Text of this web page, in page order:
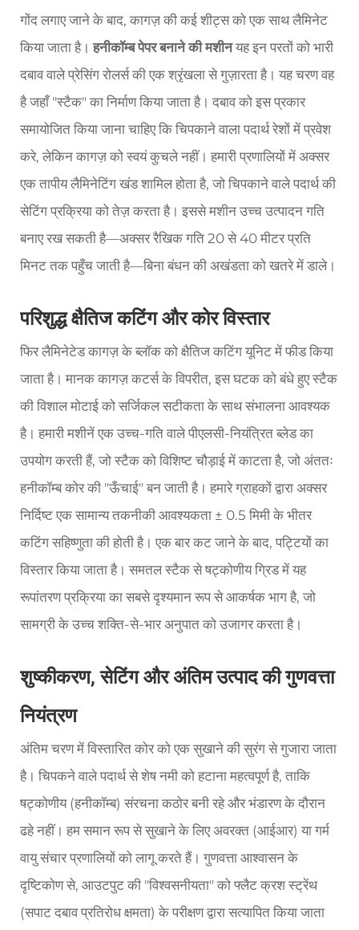
गोंद लगाए जाने के बाद, कागज़ की कई शीट्स को एक साथ लैमिनेट
किया जाता है।हनीकॉम्ब पेपर बनाने की मशीनयह इन परतों को भारी
दबाव वाले प्रेसिंग रोलर्स की एक श्रृंखला से गुज़ारता है। यह चरण वह
है जहाँ "स्टैक" का निर्माण किया जाता है। दबाव को इस प्रकार
समायोजित किया जाना चाहिए कि चिपकाने वाला पदार्थ रेशों में प्रवेश
करे, लेकिन कागज़ को स्वयं कुचले नहीं। हमारी प्रणालियों में अक्सर
एक तापीय लैमिनेटिंग खंड शामिल होता है, जो चिपकाने वाले पदार्थ की
सेटिंग प्रक्रिया को तेज़ करता है। इससे मशीन उच्च उत्पादन गति
बनाए रख सकती है—अक्सर रैखिक गति 20 से 40 मीटर प्रति
मिनट तक पहुँच जाती है—बिना बंधन की अखंडता को खतरे में डाले।
परिशुद्ध क्षैतिज कटिंग और कोर विस्तार
फिर लैमिनेटेड कागज़ के ब्लॉक को क्षैतिज कटिंग यूनिट में फीड किया
जाता है। मानक कागज़ कटर्स के विपरीत, इस घटक को बंधे हुए स्टैक
की विशाल मोटाई को सर्जिकल सटीकता के साथ संभालना आवश्यक
है। हमारी मशीनें एक उच्च-गति वाले पीएलसी-नियंत्रित ब्लेड का
उपयोग करती हैं, जो स्टैक को विशिष्ट चौड़ाई में काटता है, जो अंततः
हनीकॉम्ब कोर की "ऊँचाई" बन जाती है। हमारे ग्राहकों द्वारा अक्सर
निर्दिष्ट एक सामान्य तकनीकी आवश्यकता ± 0.5 मिमी के भीतर
कटिंग सहिष्णुता की होती है। एक बार कट जाने के बाद, पट्टियों का
विस्तार किया जाता है। समतल स्टैक से षट्कोणीय ग्रिड में यह
रूपांतरण प्रक्रिया का सबसे दृश्यमान रूप से आकर्षक भाग है, जो
सामग्री के उच्च शक्ति-से-भार अनुपात को उजागर करता है।
शुष्कीकरण, सेटिंग और अंतिम उत्पाद की गुणवत्ता
नियंत्रण
अंतिम चरण में विस्तारित कोर को एक सुखाने की सुरंग से गुजारा जाता
है। चिपकने वाले पदार्थ से शेष नमी को हटाना महत्वपूर्ण है, ताकि
षट्कोणीय (हनीकॉम्ब) संरचना कठोर बनी रहे और भंडारण के दौरान
ढहे नहीं। हम समान रूप से सुखाने के लिए अवरक्त (आईआर) या गर्म
वायु संचार प्रणालियों को लागू करते हैं। गुणवत्ता आश्वासन के
दृष्टिकोण से, आउटपुट की "विश्वसनीयता" को फ्लैट क्रश स्ट्रेंथ
(सपाट दबाव प्रतिरोध क्षमता) के परीक्षण द्वारा सत्यापित किया जाता